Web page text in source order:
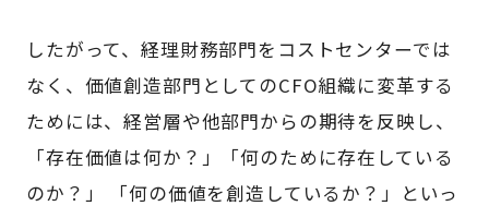
したがって、経理財務部門をコストセンターでは
なく、価値創造部門としてのCFO組織に変革する
ためには、経営層や他部門からの期待を反映し、
「存在価値は何か？」「何のために存在している
のか？」 「何の価値を創造しているか？」といっ